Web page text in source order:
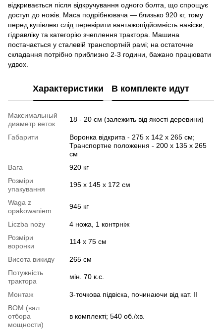
відкривається після відкручування одного болта, що спрощує
доступ до ножів. Маса подрібнювача — близько 920 кг, тому
перед купівлею слід перевірити вантажопідйомність навіски,
гідравліку та категорію зчеплення трактора. Машина
постачається у сталевій транспортній рамі; на остаточне
складання потрібно приблизно 2-3 години, бажано працювати
удвох.
Характеристики В комплекте идут
Максимальный
диаметр веток
18 - 20 cм (залежить від якості деревини)
Габарити
Воронка відкрита - 275 х 142 х 265 см;
Транспортне положення - 200 х 135 х 265
см
Вага
920 кг
Розміри
упакування
195 х 145 х 172 cм
Waga z
opakowaniem
945 кг
Liczba noży
4 ножа, 1 контрнiж
Розміри
воронки
114 x 75 см
Висота викиду
265 см
Потужність
трактора
мiн. 70 к.с.
Монтаж
3-точкова підвіска, починаючи вiд кат. II
ВОМ (вал
отбора
мощности)
в комплекті; 540 об./хв.